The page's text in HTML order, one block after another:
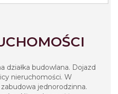
działka budowlana. Dojazd
nieruchomości. W
jednorodzinna.